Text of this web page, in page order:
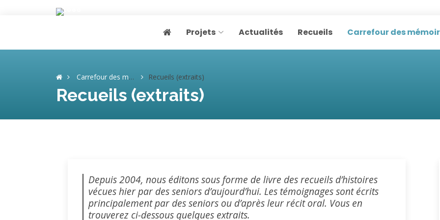
Page home
Projets Actualités Recueils Carrefour des
Carrefour des mémoires Recueils (extraits)
Recueils (extraits)
Depuis 2004, nous éditons sous forme de livre des recueils d’histoires
vécues hier par des seniors d’aujourd’hui. Les témoignages sont écrits
principalement par des seniors ou d’après leur récit oral. Vous en
trouverez ci-dessous quelques extraits.